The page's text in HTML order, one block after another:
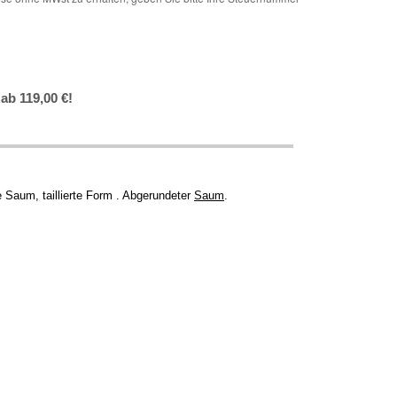
119,00 €!
taillierte Form . Abgerundeter Saum